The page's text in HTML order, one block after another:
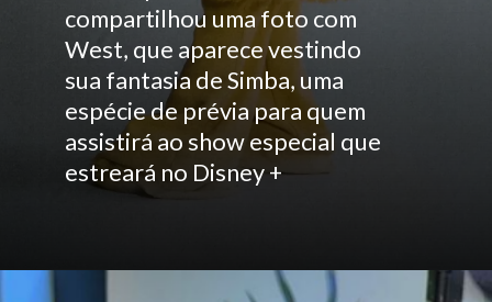
compartilhou uma foto com
West, que aparece vestindo
sua fantasia de Simba, uma
espécie de prévia para quem
assistirá ao show especial que
estreará no Disney +